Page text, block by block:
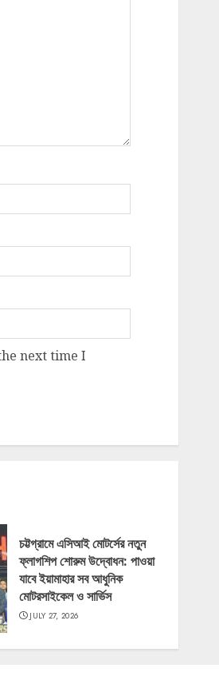
next time I
চট্টগ্রামে এসিআই মোটর্সের নতুন
ফ্লাগশিপ শোরুম উদ্বোধন: পাওয়া
যাবে ইয়ামাহার সব আধুনিক
মোটরসাইকেল ও সার্ভিস
JULY 27, 2026